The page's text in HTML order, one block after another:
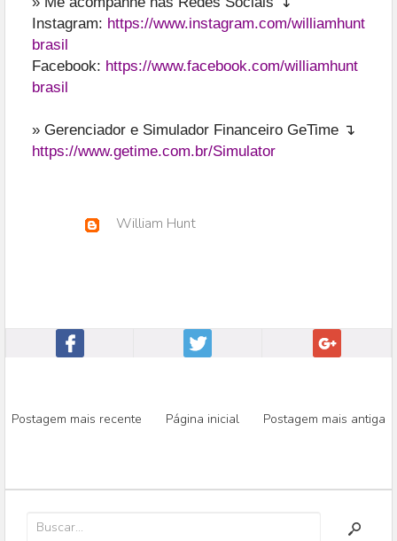
Instagram: https://www.instagram.com/williamhunt
brasil
Facebook: https://www.facebook.com/williamhunt
brasil
» Gerenciador e Simulador Financeiro GeTime ↴
https://www.getime.com.br/Simulator
William Hunt
Postagem mais recente Página inicial Postagem mais antiga